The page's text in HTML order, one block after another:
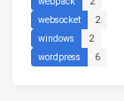
websocket
2
windows
2
wordpress
6